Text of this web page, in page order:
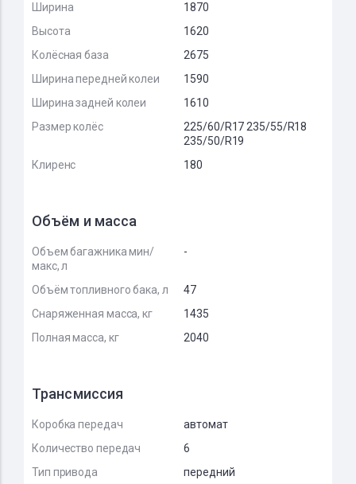
Ширина
1870
Высота
1620
Колёсная база
2675
Ширина передней колеи
1590
Ширина задней колеи
1610
Размер колёс
225/60/R17 235/55/R18
235/50/R19
Клиренс
180
Объём и масса
Объем багажника мин/
макс, л
-
Объём топливного бака, л
47
Снаряженная масса, кг
1435
Полная масса, кг
2040
Трансмиссия
Коробка передач
автомат
Количество передач
6
Тип привода
передний